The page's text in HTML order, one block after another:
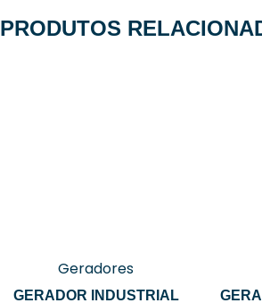
PRODUTOS
Geradores
GERADOR INDUSTRIAL